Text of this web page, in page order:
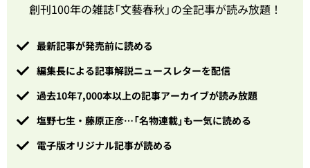
創刊100年の雑誌「文藝春秋」の全記事が読み放題！
最新記事が発売前に読める
編集長による記事解説ニュースレターを配信
過去10年7,000本以上の記事アーカイブが読み放題
塩野七生・藤原正彦…「名物連載」も一気に読める
電子版オリジナル記事が読める